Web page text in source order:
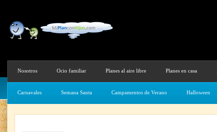
Nosotros Ocio familiar Planes al aire libre Planes en casa
Carnavales Semana Santa Campamentos de Verano Halloween